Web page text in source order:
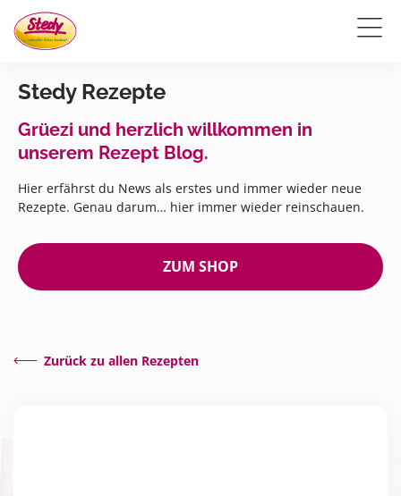
Stedy Rezepte
Grüezi und herzlich willkommen in
unserem Rezept Blog.
Hier erfährst du News als erstes und immer wieder neue
Rezepte. Genau darum… hier immer wieder reinschauen.
ZUM SHOP
Zurück zu allen Rezepten